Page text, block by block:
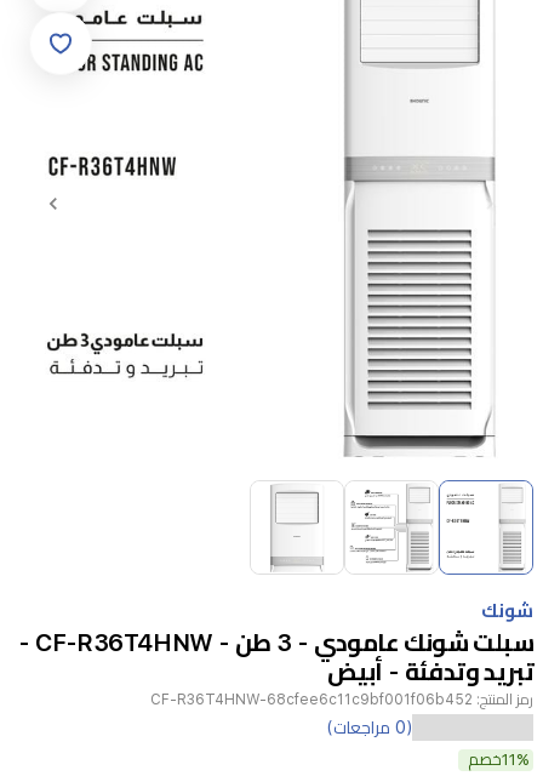
Item
of
1
3
شونك
سبلت شونك عامودي - 3 طن - CF-R36T4HNW -
تبريد وتدفئة - أبيض
رمز المنتج: CF-R36T4HNW-68cfee6c11c9bf001f06b452
سبلت
(0 مراجعات)
11%خصم